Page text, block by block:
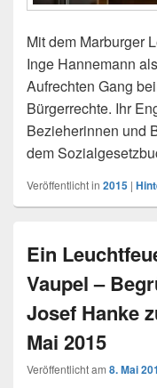
Mit dem Marburger
Inge Hannemann
Aufrechten Gang
Bürgerrechte. Ihr
Bezieherinnen und
dem
Veröffentlicht in 2015 |
Ein
Vaupel –
Josef Hanke
Mai 2015
Veröffentlicht am 8. Mai